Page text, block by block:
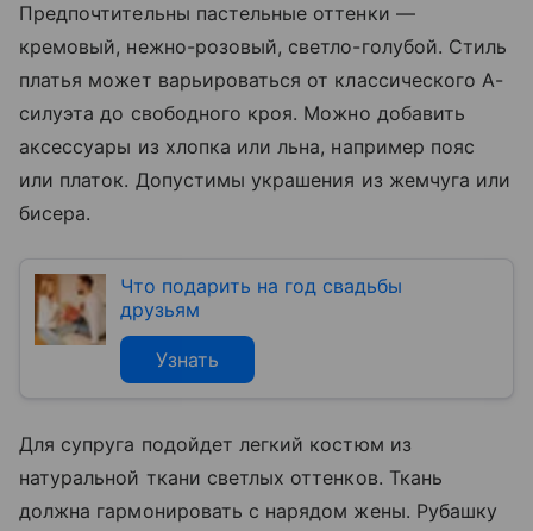
Предпочтительны пастельные оттенки —
кремовый, нежно-розовый, светло-голубой. Стиль
платья может варьироваться от классического A-
силуэта до свободного кроя. Можно добавить
аксессуары из хлопка или льна, например пояс
или платок. Допустимы украшения из жемчуга или
бисера.
Что подарить на год свадьбы
друзьям
Узнать
Для супруга подойдет легкий костюм из
натуральной ткани светлых оттенков. Ткань
должна гармонировать с нарядом жены. Рубашку